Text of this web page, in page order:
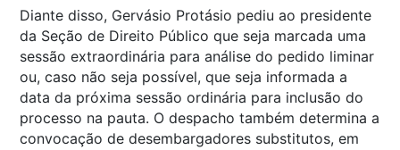
Diante disso, Gervásio Protásio pediu ao presidente
da Seção de Direito Público que seja marcada uma
sessão extraordinária para análise do pedido liminar
ou, caso não seja possível, que seja informada a
data da próxima sessão ordinária para inclusão do
processo na pauta. O despacho também determina a
convocação de desembargadores substitutos, em